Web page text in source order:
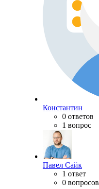
Константин
0 ответов
1 вопрос
Павел Сайк
1 ответ
0 вопросов